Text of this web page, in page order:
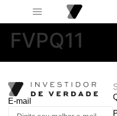
FVPQ11
E-mail